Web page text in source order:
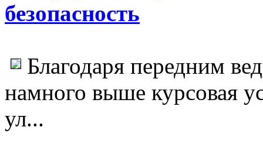
безопасность
Благодаря передним
намного выше курсовая
ул...